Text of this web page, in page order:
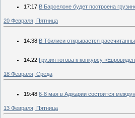
17:17 В Барселоне будет построена
20 Февраля, Пятница
14:38 В Тбилиси открывается
14:22 Грузия готова к конкурсу
18 Февраля, Среда
19:48 6-8 мая в Аджарии состоится
13 Февраля, Пятница